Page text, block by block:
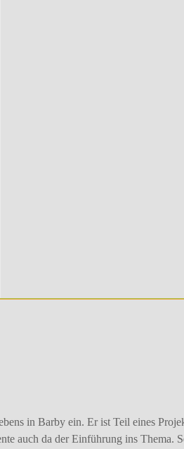
in Barby ein. Er ist Teil eines
auch da der Einführung ins Thema.